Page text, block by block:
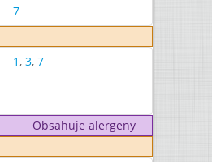
7
1, 3, 7
Obsahuje alergeny